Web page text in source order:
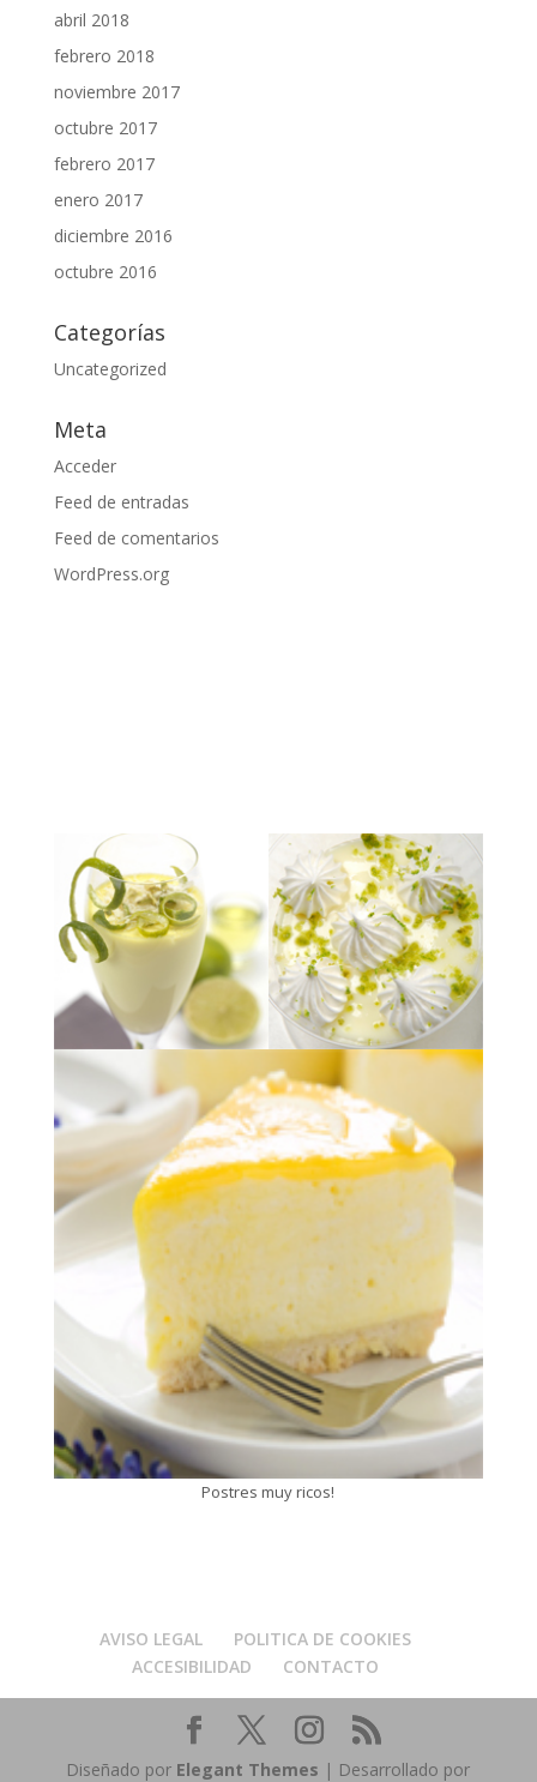
abril 2018
febrero 2018
noviembre 2017
octubre 2017
febrero 2017
enero 2017
diciembre 2016
octubre 2016
Categorías
Uncategorized
Meta
Acceder
Feed de entradas
Feed de comentarios
WordPress.org
Postres muy ricos!
AVISO LEGAL
POLITICA DE COOKIES
ACCESIBILIDAD
CONTACTO
Diseñado por Elegant Themes | Desarrollado por